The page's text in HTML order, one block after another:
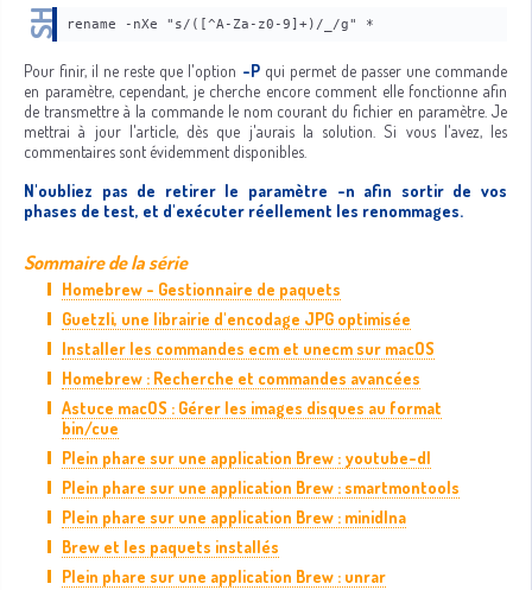
rename -nXe "s/([^A-Za-z0-9]+)/_/g" *
Pour finir, il ne reste que l'option -Pqui permet de passer une commande
en paramètre, cependant, je cherche encore comment elle fonctionne afin
de transmettre à la commande le nom courant du fichier en paramètre. Je
mettrai à jour l'article, dès que j'aurais la solution. Si vous l'avez, les
commentaires sont évidemment disponibles.
N'oubliez pas de retirer le paramètre -n afin sortir de vos
phases de test, et d'exécuter réellement les renommages.
Sommaire de la série
Homebrew - Gestionnaire de paquets
Guetzli, une librairie d'encodage JPG optimisée
Installer les commandes ecm et unecm sur macOS
Homebrew : Recherche et commandes avancées
Astuce macOS : Gérer les images disques au format
bin/cue
Plein phare sur une application Brew : youtube-dl
Plein phare sur une application Brew : smartmontools
Plein phare sur une application Brew : minidlna
Brew et les paquets installés
Plein phare sur une application Brew : unrar